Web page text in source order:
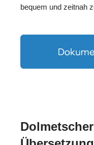
bequem und zeitnah